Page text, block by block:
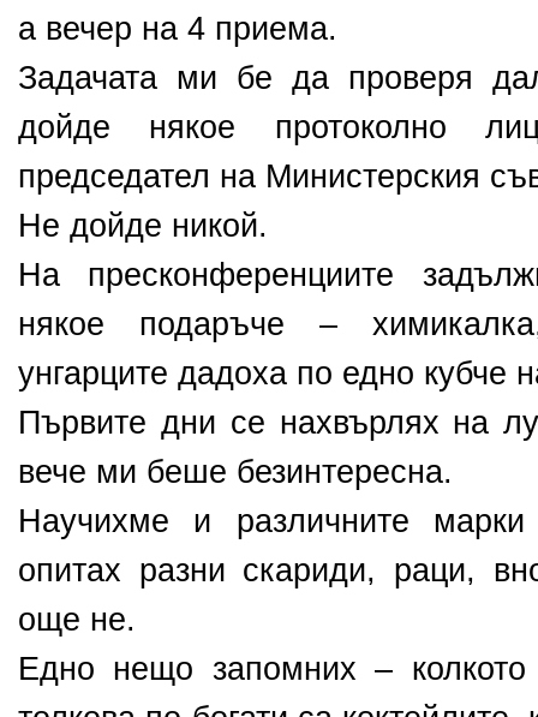
а вечер на 4 приема.
Задачата ми бе да проверя
дойде някое протоколно
председател на Министерския
Не дойде никой.
На пресконференциите
някое подаръче –
унгарците дадоха по едно кубче
Първите дни се нахвърлях на
вече ми беше безинтересна.
Научихме и различните
опитах разни скариди, раци,
още не.
Едно нещо запомних – колкото